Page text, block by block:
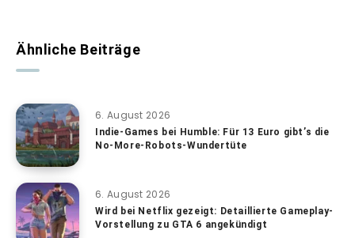
Ähnliche Beiträge
6. August 2026
Indie-Games bei Humble: Für 13 Euro gibt’s die
No-More-Robots-Wundertüte
6. August 2026
Wird bei Netflix gezeigt: Detaillierte Gameplay-
Vorstellung zu GTA 6 angekündigt